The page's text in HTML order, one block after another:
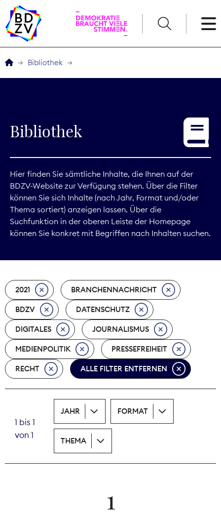
Service
Digitales
Kommunikation
Marktdaten
Nachhaltigkeit
Nachwuchs
Nova Award
Pressefreiheit
Print
Recht
Tarifpolitik
Theodor-Wolff-Preis
Bibliothek
Bibliothek
Hier finden Sie sämtliche Inhalte, die Ihnen auf der
BDZV-Website zur Verfügung stehen. Über die Filter
können Sie sich Inhalte (nach Jahr, Format und/oder
Thema sortiert) anzeigen lassen. Über die
Suchfunktion in der oberen Leiste der Homepage
können Sie konkret mit Begriffen nach Inhalten suchen.
2021 BRANCHENNACHRICHT
BDZV DATENSCHUTZ
DIGITALES JOURNALISMUS
MEDIENPOLITIK PRESSEFREIHEIT
RECHT ALLE FILTER ENTFERNEN
1 bis 1
von 1
JAHR FORMAT
THEMA
1